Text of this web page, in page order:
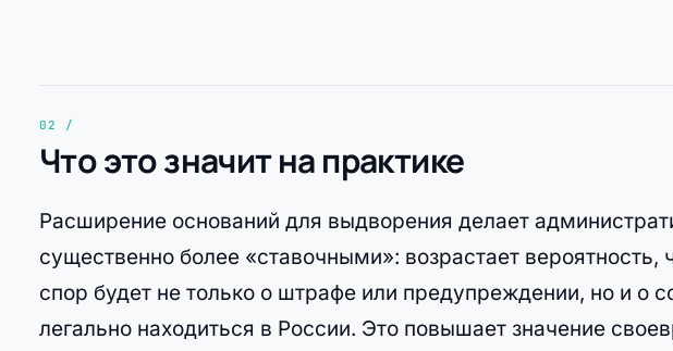
Что это значит на практике
Расширение оснований для выдворения делает
существенно более «ставочными»: возрастает вероятность,
спор будет не только о штрафе или предупреждении, но и о
легально находиться в России. Это повышает значение